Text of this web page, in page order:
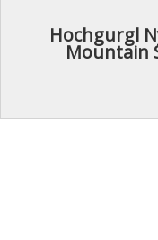
Hochgurgl
Mountain